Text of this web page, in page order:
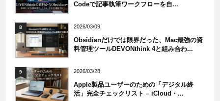
Codeで記事執筆ワークフローを自...
8 2026/03/09
Obsidianだけでは限界だった、Mac最強の資
料管理ツールDEVONthink 4と組み合わ...
9 2026/03/28
Apple製品ユーザーのための「デジタル終
活」完全チェックリスト – iCloud・...